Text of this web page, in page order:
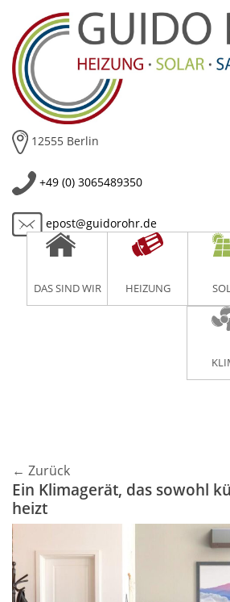
content
12555 Berlin
+49 (0) 3065489350
epost@guidorohr.de
DAS SIND WIR HEIZUNG
← Zurück
Ein Klimagerät, das sowohl
heizt